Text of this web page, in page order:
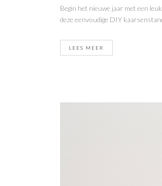
Begin het nieuwe jaar met een
deze eenvoudige DIY
LEES MEER